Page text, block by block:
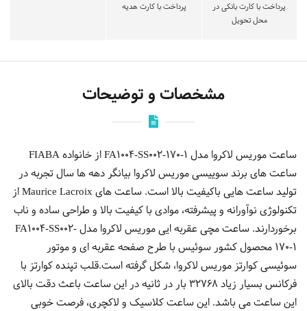
پرداخت با کارت بانکی در
محل تحویل
پرداخت با کارت هدیه
مشخصات و توضیحات
ساعت موریس لاکروا مدل FA1004-SS002-170-1 از خانواده FIABA
ساعت های برند سوییسی موریس لاکروا بیانگر دهه ها سال تجربه در
تولید ساعت هایی باکیفیت بالا است. ساعت های Maurice Lacroix از
تکنولوژی نوآورانه و پیشرفته، موادی با کیفیت بالا و طراحی ساده و ناب
برخوردارند. ساعت مچی عقربه ایی موریس لاكروا مدل FA1004-SS002-
170-1 محصول کشور سوئیس با طرح صفحه عقربه ای و موتور
سوئیسی کوارتز موریس لاکروا، شکل گرفته است.قلب تپنده کوارتز با
فرکانس بسیار زیاد 32768 بار در ثانیه در این ساعت باعث دقت بالای
این ساعت می باشد. این ساعت کلاسیک و لاکچری، فرصت خوبی